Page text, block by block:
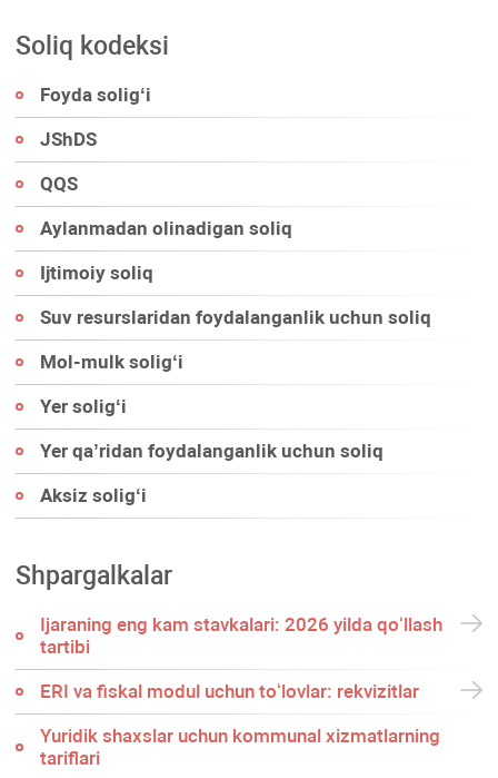
Soliq kodeksi
Foyda soligʻi
JShDS
QQS
Aylanmadan olinadigan soliq
Ijtimoiy soliq
Suv resurslaridan foydalanganlik uchun soliq
Mol-mulk soligʻi
Yer soligʻi
Yer qa’ridan foydalanganlik uchun soliq
Aksiz soligʻi
Shpargalkalar
Ijaraning eng kam stavkalari: 2026 yilda qoʻllash
tartibi
ERI va fiskal modul uchun toʻlovlar: rekvizitlar
Yuridik shaхslar uchun kommunal хizmatlarning
tariflari